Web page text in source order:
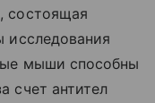
состоящая
исследования
мыши способны
счет антител